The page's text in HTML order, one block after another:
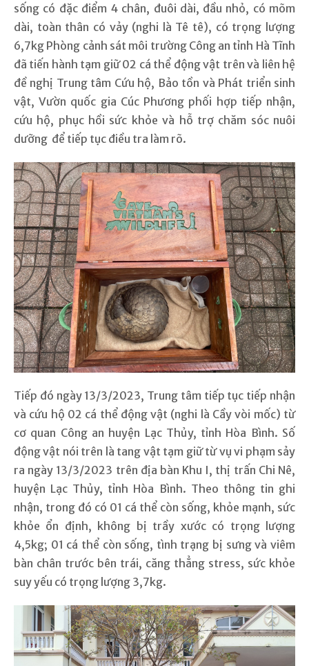
sống có đặc điểm 4 chân, đuôi dài, đầu nhỏ, có mõm
dài, toàn thân có vảy (nghi là Tê tê), có trọng lượng
6,7kg Phòng cảnh sát môi trường Công an tỉnh Hà Tĩnh
đã tiến hành tạm giữ 02 cá thể động vật trên và liên hệ
đề nghị Trung tâm Cứu hộ, Bảo tồn và Phát triển sinh
vật, Vườn quốc gia Cúc Phương phối hợp tiếp nhận,
cứu hộ, phục hồi sức khỏe và hỗ trợ chăm sóc nuôi
dưỡng để tiếp tục điều tra làm rõ.
Tiếp đó ngày 13/3/2023, Trung tâm tiếp tục tiếp nhận
và cứu hộ 02 cá thể động vật (nghi là Cầy vòi mốc) từ
cơ quan Công an huyện Lạc Thủy, tỉnh Hòa Bình. Số
động vật nói trên là tang vật tạm giữ từ vụ vi phạm sảy
ra ngày 13/3/2023 trên địa bàn Khu I, thị trấn Chi Nê,
huyện Lạc Thủy, tỉnh Hòa Bình. Theo thông tin ghi
nhận, trong đó có 01 cá thể còn sống, khỏe mạnh, sức
khỏe ổn định, không bị trầy xước có trọng lượng
4,5kg; 01 cá thể còn sống, tình trạng bị sưng và viêm
bàn chân trước bên trái, căng thẳng stress, sức khỏe
suy yếu có trọng lượng 3,7kg.